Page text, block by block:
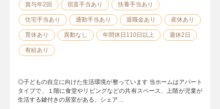
賞与年2回 宿直手当あり 扶養手当あり
住宅手当あり 通勤手当あり 退職金あり 産休あり
育休あり 異動なし 年間休日110日以上 週休2日
有給あり
◎子どもの自立に向けた生活環境が整っています 当ホームはアパート
タイプで、１階に食堂やリビングなどの共有スペース、上階が児童が
生活する鍵付きの居室がある、シェア…